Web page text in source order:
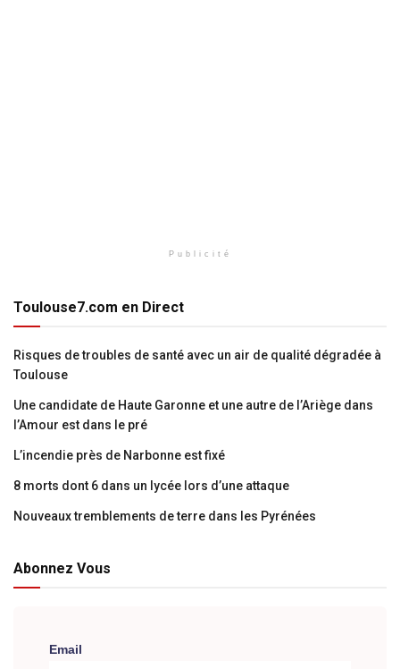
Publicité
Toulouse7.com en Direct
Risques de troubles de santé avec un air de qualité dégradée à
Toulouse
Une candidate de Haute Garonne et une autre de l’Ariège dans
l’Amour est dans le pré
L’incendie près de Narbonne est fixé
8 morts dont 6 dans un lycée lors d’une attaque
Nouveaux tremblements de terre dans les Pyrénées
Abonnez Vous
Email